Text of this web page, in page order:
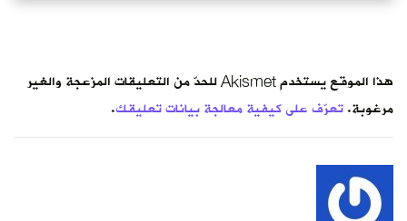
هذا الموقع يستخدم Akismet للحدّ من التعليقات المزعجة والغير
مرغوبة.تعرّف على كيفية معالجة بيانات تعليقك.